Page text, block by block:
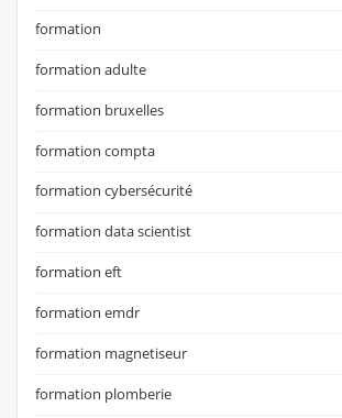
formation
formation adulte
formation bruxelles
formation compta
formation cybersécurité
formation data scientist
formation eft
formation emdr
formation magnetiseur
formation plomberie